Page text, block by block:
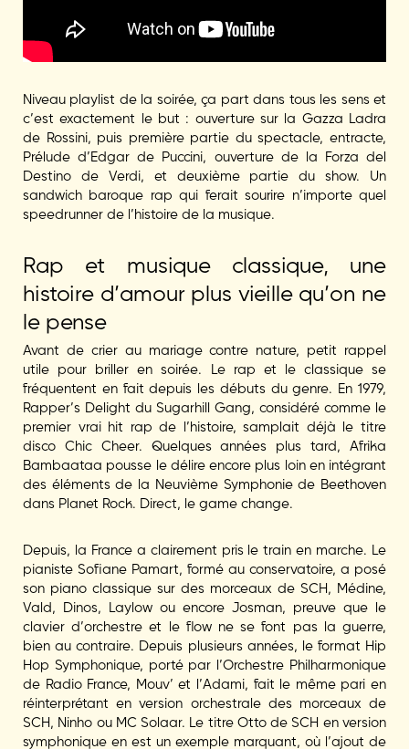
Niveau playlist de la soirée, ça part dans tous les sens et
c’est exactement le but : ouverture sur la Gazza Ladra
de Rossini, puis première partie du spectacle, entracte,
Prélude d’Edgar de Puccini, ouverture de la Forza del
Destino de Verdi, et deuxième partie du show. Un
sandwich baroque rap qui ferait sourire n’importe quel
speedrunner de l’histoire de la musique.
Rap et musique classique, une
histoire d’amour plus vieille qu’on ne
le pense
Avant de crier au mariage contre nature, petit rappel
utile pour briller en soirée. Le rap et le classique se
fréquentent en fait depuis les débuts du genre. En 1979,
Rapper’s Delight du Sugarhill Gang, considéré comme le
premier vrai hit rap de l’histoire, samplait déjà le titre
disco Chic Cheer. Quelques années plus tard, Afrika
Bambaataa pousse le délire encore plus loin en intégrant
des éléments de la Neuvième Symphonie de Beethoven
dans Planet Rock. Direct, le game change.
Depuis, la France a clairement pris le train en marche. Le
pianiste Sofiane Pamart, formé au conservatoire, a posé
son piano classique sur des morceaux de SCH, Médine,
Vald, Dinos, Laylow ou encore Josman, preuve que le
clavier d’orchestre et le flow ne se font pas la guerre,
bien au contraire. Depuis plusieurs années, le format Hip
Hop Symphonique, porté par l’Orchestre Philharmonique
de Radio France, Mouv’ et l’Adami, fait le même pari en
réinterprétant en version orchestrale des morceaux de
SCH, Ninho ou MC Solaar. Le titre Otto de SCH en version
symphonique en est un exemple marquant, où l’ajout de